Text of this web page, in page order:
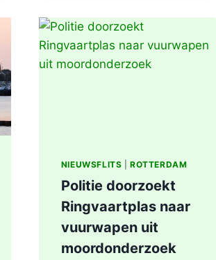
DRUGSLAB
IN
WONING
OOSTPLEIN
NIEUWSFLITS |ROTTERDAM
Politie doorzoekt
Ringvaartplas naar
vuurwapen uit
moordonderzoek